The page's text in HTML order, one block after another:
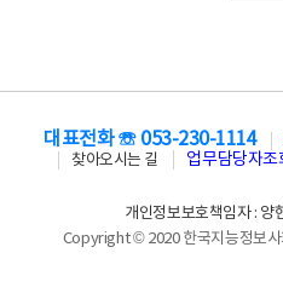
대표전화 ☏ 053-230-1114
찾아오시는 길
업무담당자조
개인정보보호책임자 : 양
Copyright © 2020 한국지능정보